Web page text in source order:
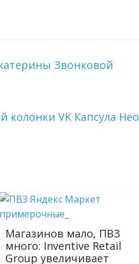
Звонковой
колонки VK Капсула Нео
Магазинов мало, ПВЗ
много: Inventive Retail
Group увеличивает